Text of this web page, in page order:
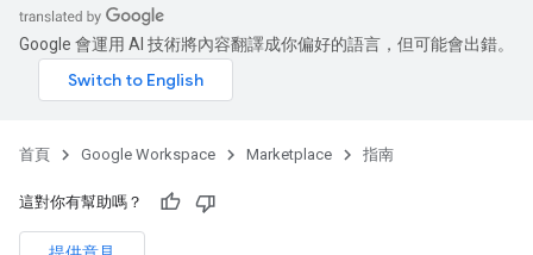
Google 會運用 AI 技術將內容翻譯成你偏好的語言，但可能會出錯。
首頁 Google Workspace Marketplace 指南
這對你有幫助嗎？